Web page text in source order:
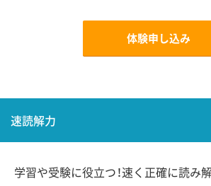
体験申し込み
速読解力
学習や受験に役立つ！速く正確に読み